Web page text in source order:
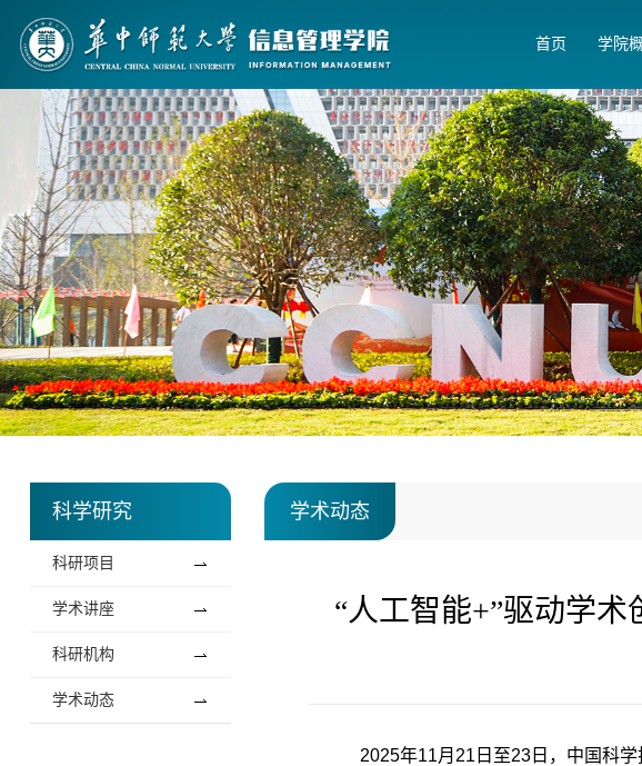
首页 学院
科学研究
科研项目
学术讲座
科研机构
学术动态
学术动态
“人工智能+”驱动学
2025年11月21日至23日，中国科学